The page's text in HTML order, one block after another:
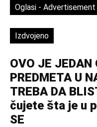
Oglasi - Advertisement
Izdvojeno
OVO JE
PREDMETA U
TREBA DA
čujete šta je u
SE